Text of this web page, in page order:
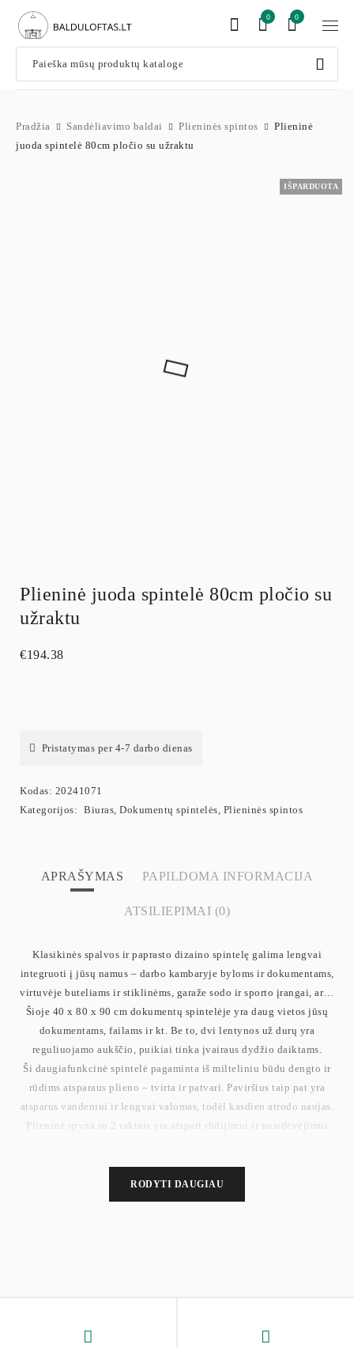
0
0
Pradžia Sandėliavimo baldai Plieninės spintos
Plieninė
juoda spintelė 80cm pločio su užraktu
IŠPARDUOTA
Plieninė juoda spintelė 80cm pločio su
užraktu
€194.38
Pristatymas per 4-7 darbo dienas
Kodas: 20241071
Kategorijos: Biuras, Dokumentų spintelės, Plieninės spintos
APRAŠYMAS PAPILDOMA INFORMACIJA
ATSILIEPIMAI (0)
Klasikinės spalvos ir paprasto dizaino spintelę galima lengvai
integruoti į jūsų namus – darbo kambaryje byloms ir dokumentams,
virtuvėje buteliams ir stiklinėms, garaže sodo ir sporto įrangai, ar…
Šioje 40 x 80 x 90 cm dokumentų spintelėje yra daug vietos jūsų
dokumentams, failams ir kt. Be to, dvi lentynos už durų yra
reguliuojamo aukščio, puikiai tinka įvairaus dydžio daiktams.
Ši daugiafunkcinė spintelė pagaminta iš milteliniu būdu dengto ir
rūdims atsparaus plieno – tvirta ir patvari. Paviršius taip pat yra
atsparus vandeniui ir lengvai valomas, todėl kasdien atrodo naujas.
Plieninė spyna su 2 raktais yra atspari rūdijimui ir nusidėvėjimui
Pateikiame aiškias instrukcijas ir paženklintas dalis, kad
galėtumėte greitai ir be pastangų surinkti šią metalinę spintelę.
RODYTI DAUGIAU